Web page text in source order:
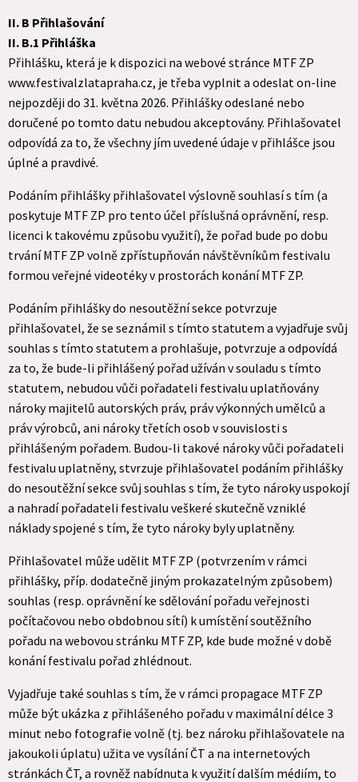
II. B Přihlašování
II. B.1 Přihláška
Přihlášku, která je k dispozici na webové stránce MTF ZP
www.festivalzlatapraha.cz, je třeba vyplnit a odeslat on-line
nejpozději do 31. května 2026. Přihlášky odeslané nebo
doručené po tomto datu nebudou akceptovány. Přihlašovatel
odpovídá za to, že všechny jím uvedené údaje v přihlášce jsou
úplné a pravdivé.
Podáním přihlášky přihlašovatel výslovně souhlasí s tím (a
poskytuje MTF ZP pro tento účel příslušná oprávnění, resp.
licenci k takovému způsobu využití), že pořad bude po dobu
trvání MTF ZP volně zpřístupňován návštěvníkům festivalu
formou veřejné videotéky v prostorách konání MTF ZP.
Podáním přihlášky do nesoutěžní sekce potvrzuje
přihlašovatel, že se seznámil s tímto statutem a vyjadřuje svůj
souhlas s tímto statutem a prohlašuje, potvrzuje a odpovídá
za to, že bude-li přihlášený pořad užíván v souladu s tímto
statutem, nebudou vůči pořadateli festivalu uplatňovány
nároky majitelů autorských práv, práv výkonných umělců a
práv výrobců, ani nároky třetích osob v souvislosti s
přihlášeným pořadem. Budou-li takové nároky vůči pořadateli
festivalu uplatněny, stvrzuje přihlašovatel podáním přihlášky
do nesoutěžní sekce svůj souhlas s tím, že tyto nároky uspokojí
a nahradí pořadateli festivalu veškeré skutečně vzniklé
náklady spojené s tím, že tyto nároky byly uplatněny.
Přihlašovatel může udělit MTF ZP (potvrzením v rámci
přihlášky, příp. dodatečně jiným prokazatelným způsobem)
souhlas (resp. oprávnění ke sdělování pořadu veřejnosti
počítačovou nebo obdobnou sítí) k umístění soutěžního
pořadu na webovou stránku MTF ZP, kde bude možné v době
konání festivalu pořad zhlédnout.
Vyjadřuje také souhlas s tím, že v rámci propagace MTF ZP
může být ukázka z přihlášeného pořadu v maximální délce 3
minut nebo fotografie volně (tj. bez nároku přihlašovatele na
jakoukoli úplatu) užita ve vysílání ČT a na internetových
stránkách ČT, a rovněž nabídnuta k využití dalším médiím, to